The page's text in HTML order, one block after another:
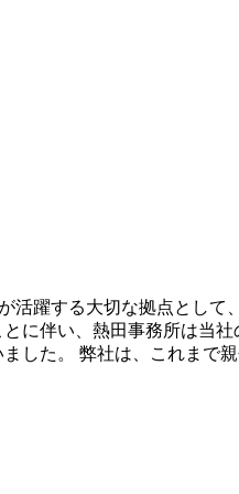
活躍する大切な拠点として
に伴い、熱田事務所は当
した。 弊社は、これまで